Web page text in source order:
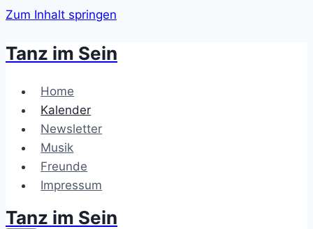
Zum Inhalt springen
Tanz im Sein
Home
Kalender
Newsletter
Musik
Freunde
Impressum
Tanz im Sein